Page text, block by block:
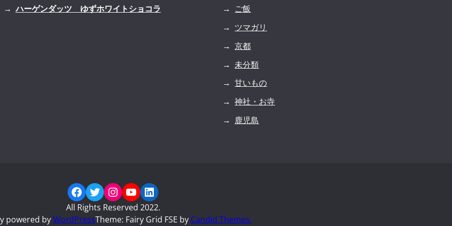
ハーゲンダッツ ゆずホワイトショコラ
ご飯
ツマガリ
京都
未分類
甘いもの
神社・お寺
鹿児島
Facebook
Twitter
Instagram
YouTube
LinkedIn
All Rights Reserved 2022.
powered byWordPressTheme: Fairy Grid FSE by Candid Themes.